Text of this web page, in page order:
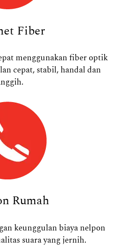
Fiber
menggunakan fiber optik
cepat, stabil, handal dan
Rumah
keunggulan biaya nelpon
suara yang jernih.